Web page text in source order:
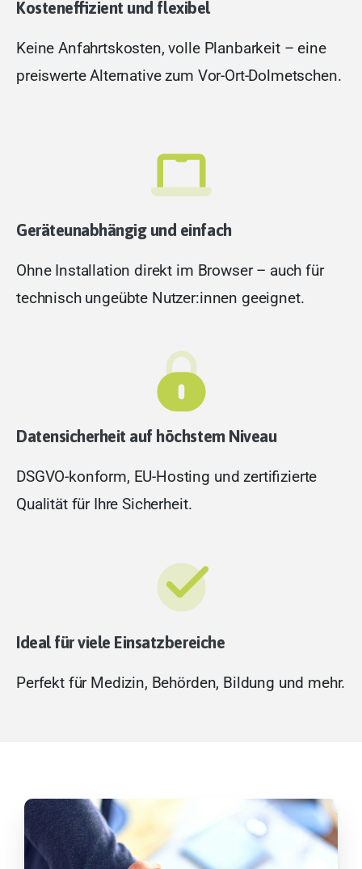
Kosteneffizient und flexibel
Keine Anfahrtskosten, volle Planbarkeit – eine
preiswerte Alternative zum Vor-Ort-Dolmetschen.
Geräteunabhängig und einfach
Ohne Installation direkt im Browser – auch für
technisch ungeübte Nutzer:innen geeignet.
Datensicherheit auf höchstem Niveau
DSGVO-konform, EU-Hosting und zertifizierte
Qualität für Ihre Sicherheit.
Ideal für viele Einsatzbereiche
Perfekt für Medizin, Behörden, Bildung und mehr.